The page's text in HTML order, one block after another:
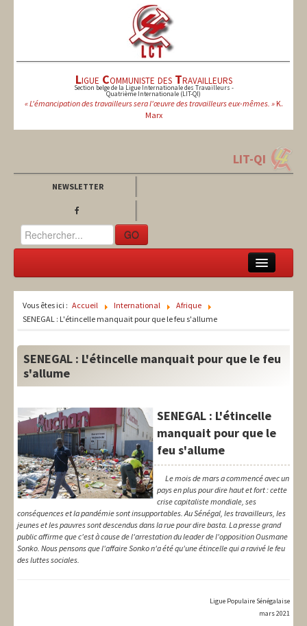
Ligue Communiste des Travailleurs
Section belge de la Ligue Internationale des Travailleurs -
Quatrième Internationale (LIT-QI)
« L'émancipation des travailleurs sera l'œuvre des travailleurs eux-mêmes. »K.
Marx
LIT-QI
NEWSLETTER
GO
National
International
Syndical
Social
Vous êtes ici : Accueil International
Afrique
SENEGAL : L'étincelle manquait pour que le feu s'allume
SENEGAL : L'étincelle manquait pour que le feu
s'allume
SENEGAL : L'étincelle
manquait pour que le
feu s'allume
Le mois de mars a commencé avec un
pays en plus pour dire haut et fort : cette
crise capitaliste mondiale, ses
conséquences et la pandémie sont insupportables. Au Sénégal, les travailleurs, les
jeunes et les pauvres sont descendus dans la rue pour dire basta. La presse grand
public affirme que c'est à cause de l'arrestation du leader de l'opposition Ousmane
Sonko. Nous pensons que l'affaire Sonko n'a été qu'une étincelle qui a ravivé le feu
des luttes sociales.
Ligue Populaire Sénégalaise
mars 2021